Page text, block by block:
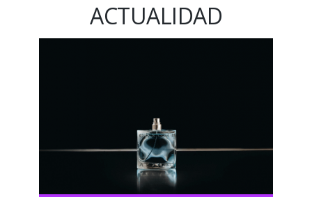
ACTUALIDAD